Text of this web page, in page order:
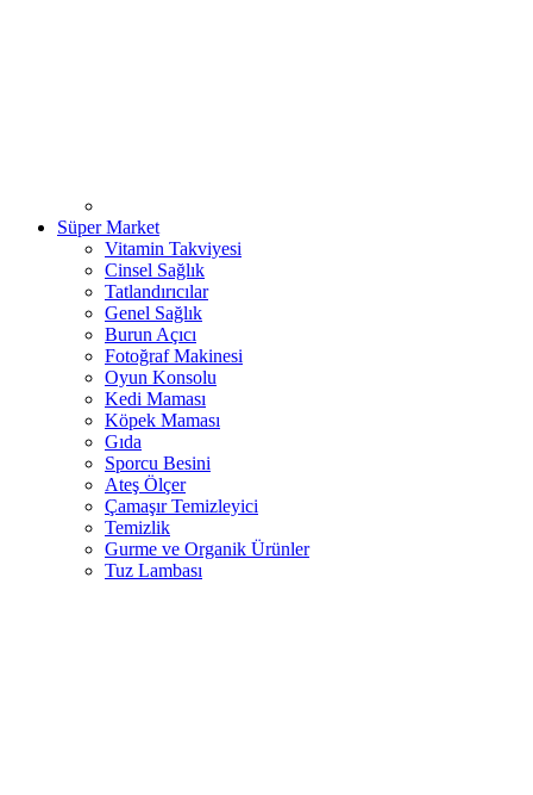
Süper Market
Vitamin Takviyesi
Cinsel Sağlık
Tatlandırıcılar
Genel Sağlık
Burun Açıcı
Fotoğraf Makinesi
Oyun Konsolu
Kedi Maması
Köpek Maması
Gıda
Sporcu Besini
Ateş Ölçer
Çamaşır Temizleyici
Temizlik
Gurme ve Organik Ürünler
Tuz Lambası